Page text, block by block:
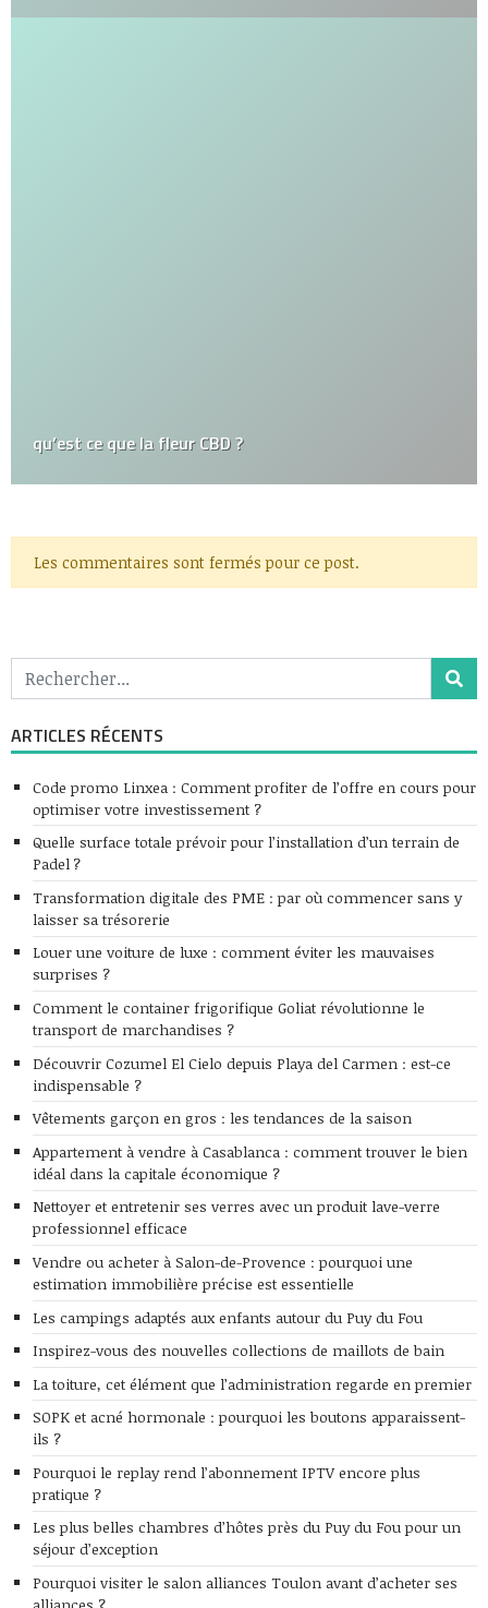
qu’est ce que la fleur CBD ?
Les commentaires sont fermés pour ce post.
ARTICLES RÉCENTS
Code promo Linxea : Comment profiter de l’offre en cours pour
optimiser votre investissement ?
Quelle surface totale prévoir pour l’installation d’un terrain de
Padel ?
Transformation digitale des PME : par où commencer sans y
laisser sa trésorerie
Louer une voiture de luxe : comment éviter les mauvaises
surprises ?
Comment le container frigorifique Goliat révolutionne le
transport de marchandises ?
Découvrir Cozumel El Cielo depuis Playa del Carmen : est-ce
indispensable ?
Vêtements garçon en gros : les tendances de la saison
Appartement à vendre à Casablanca : comment trouver le bien
idéal dans la capitale économique ?
Nettoyer et entretenir ses verres avec un produit lave-verre
professionnel efficace
Vendre ou acheter à Salon-de-Provence : pourquoi une
estimation immobilière précise est essentielle
Les campings adaptés aux enfants autour du Puy du Fou
Inspirez-vous des nouvelles collections de maillots de bain
La toiture, cet élément que l’administration regarde en premier
SOPK et acné hormonale : pourquoi les boutons apparaissent-
ils ?
Pourquoi le replay rend l’abonnement IPTV encore plus
pratique ?
Les plus belles chambres d’hôtes près du Puy du Fou pour un
séjour d’exception
Pourquoi visiter le salon alliances Toulon avant d’acheter ses